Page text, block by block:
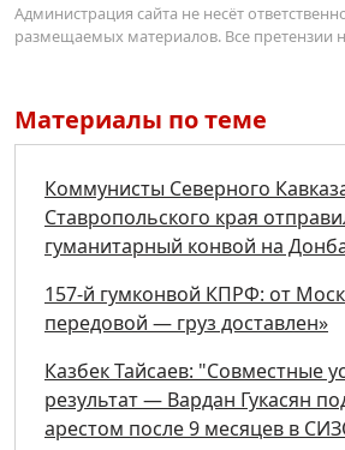
Администрация сайта не несёт
размещаемых материалов. Все претензии
Материалы по теме
Коммунисты Северного
Ставропольского края
гуманитарный конвой на
157-й гумконвой КПРФ: от
передовой — груз доставлен»
Казбек Тайсаев: "Совместные
результат — Вардан Гукасян
арестом после 9 месяцев в